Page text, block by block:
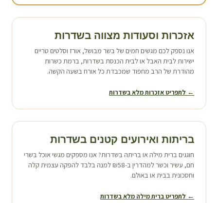
אזכרות וסעודות מצווה בשדרות
אנו נספק לכם מגשים חמים של בשר מבושל, אורז וסלטים טריים
ישירות לבית האבל או לבית הכנסת בשדרות, ברמת כשרות
מהודרת של הרב מחפוד שמכבדת כל אורח בשעה הקשה.
← לתפריט אזכרות מלא בשדרות
בריתות ואירועים קטנים בשדרות
חוגגים ברית מילה או בריתה בשדרות? אנו מספקים מגשי אוכל בשרי
חם, עשיר וכשר למהדרין ב-₪58 למנה בלבד להפקה עצמית קלה
וחסכונית בבית או באולם.
← לתפריט ברית מילה מלא בשדרות